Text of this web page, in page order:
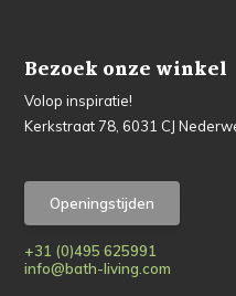
Bezoek onze winkel
Volop inspiratie!
Kerkstraat 78, 6031 CJ
Openingstijden
+31 (0)495 625991
info@bath-living.com